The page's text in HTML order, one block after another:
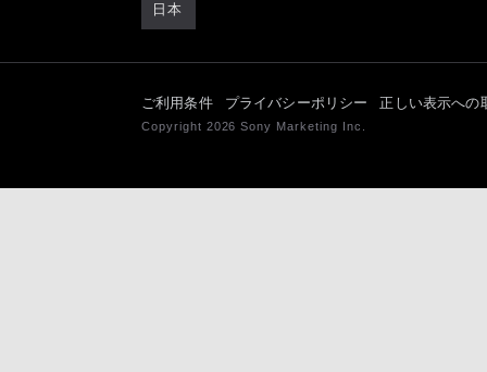
日本
ご利用条件 プライバシーポリシー 正しい表示への
Copyright 2026 Sony Marketing Inc.